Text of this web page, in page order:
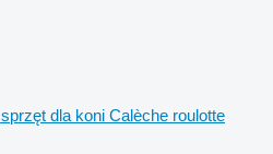
sprzęt dla koni Calèche roulotte